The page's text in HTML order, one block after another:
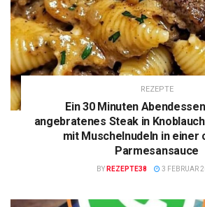
REZEPTE
Ein 30 Minuten
angebratenes Steak in
mit Muschelnudeln in einer
Parmesansauce
BY REZEPTE38 3 FEBRUAR